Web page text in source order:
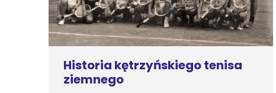
Historia kętrzyńskiego tenisa
ziemnego